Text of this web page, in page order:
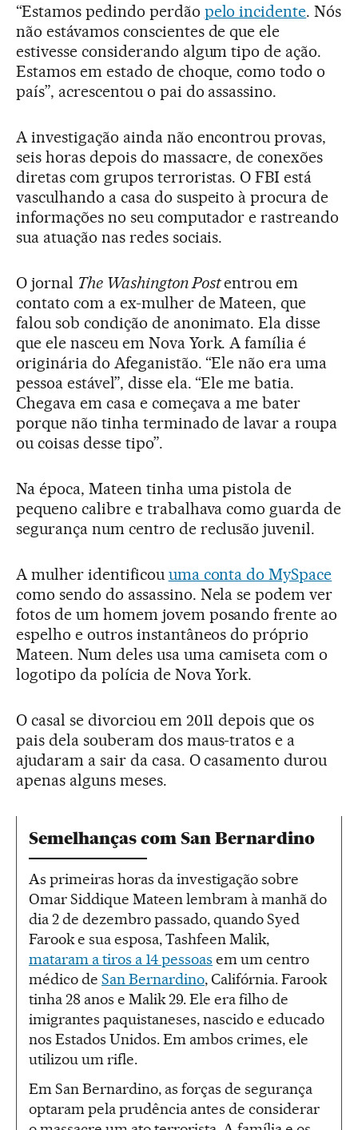
“Estamos pedindo perdão pelo incidente. Nós
não estávamos conscientes de que ele
estivesse considerando algum tipo de ação.
Estamos em estado de choque, como todo o
país”, acrescentou o pai do assassino.
A investigação ainda não encontrou provas,
seis horas depois do massacre, de conexões
diretas com grupos terroristas. O FBI está
vasculhando a casa do suspeito à procura de
informações no seu computador e rastreando
sua atuação nas redes sociais.
O jornal The Washington Postentrou em
contato com a ex-mulher de Mateen, que
falou sob condição de anonimato. Ela disse
que ele nasceu em Nova York. A família é
originária do Afeganistão. “Ele não era uma
pessoa estável”, disse ela. “Ele me batia.
Chegava em casa e começava a me bater
porque não tinha terminado de lavar a roupa
ou coisas desse tipo”.
Na época, Mateen tinha uma pistola de
pequeno calibre e trabalhava como guarda de
segurança num centro de reclusão juvenil.
A mulher identificou uma conta do MySpace
como sendo do assassino. Nela se podem ver
fotos de um homem jovem posando frente ao
espelho e outros instantâneos do próprio
Mateen. Num deles usa uma camiseta com o
logotipo da polícia de Nova York.
O casal se divorciou em 2011 depois que os
pais dela souberam dos maus-tratos e a
ajudaram a sair da casa. O casamento durou
apenas alguns meses.
Semelhanças com San Bernardino
As primeiras horas da investigação sobre
Omar Siddique Mateen lembram à manhã do
dia 2 de dezembro passado, quando Syed
Farook e sua esposa, Tashfeen Malik,
mataram a tiros a 14 pessoas em um centro
médico de San Bernardino, Califórnia. Farook
tinha 28 anos e Malik 29. Ele era filho de
imigrantes paquistaneses, nascido e educado
nos Estados Unidos. Em ambos crimes, ele
utilizou um rifle.
Em San Bernardino, as forças de segurança
optaram pela prudência antes de considerar